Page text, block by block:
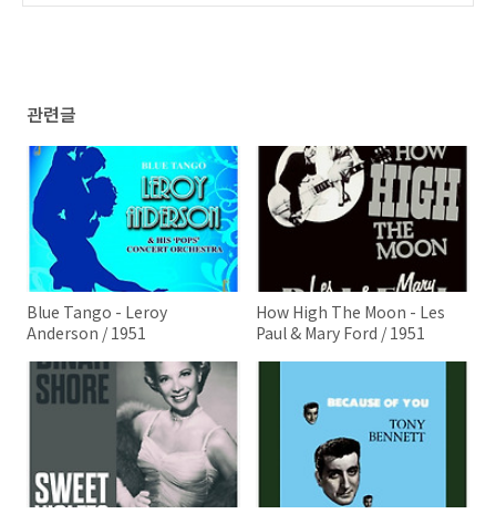
관련글
Blue Tango - Leroy
Anderson / 1951
How High The Moon - Les
Paul & Mary Ford / 1951